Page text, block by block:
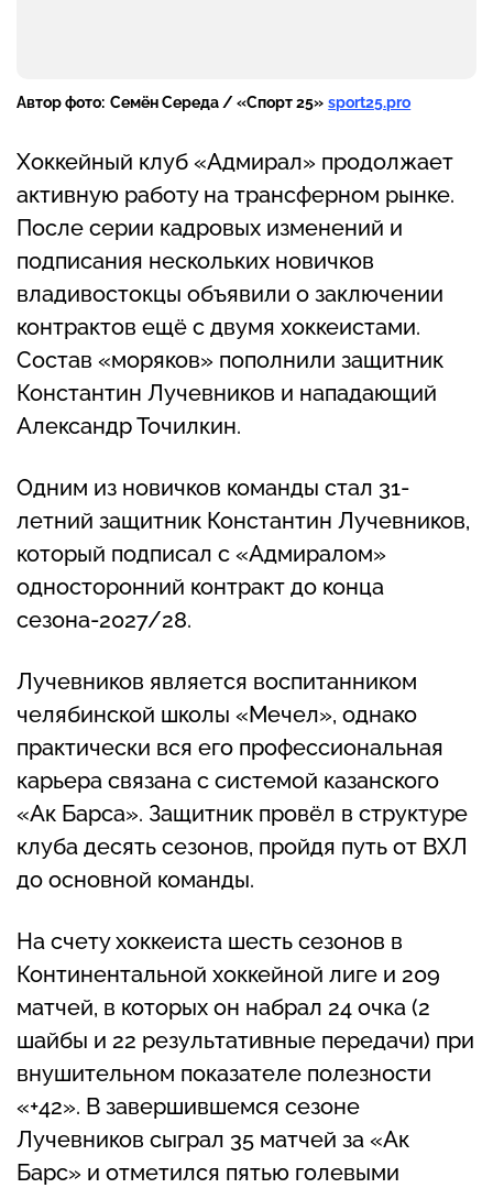
Автор фото: Семён Середа / «Спорт 25» sport25.pro
Хоккейный клуб «Адмирал» продолжает
активную работу на трансферном рынке.
После серии кадровых изменений и
подписания нескольких новичков
владивостокцы объявили о заключении
контрактов ещё с двумя хоккеистами.
Состав «моряков» пополнили защитник
Константин Лучевников и нападающий
Александр Точилкин.
Одним из новичков команды стал 31-
летний защитник Константин Лучевников,
который подписал с «Адмиралом»
односторонний контракт до конца
сезона-2027/28.
Лучевников является воспитанником
челябинской школы «Мечел», однако
практически вся его профессиональная
карьера связана с системой казанского
«Ак Барса». Защитник провёл в структуре
клуба десять сезонов, пройдя путь от ВХЛ
до основной команды.
На счету хоккеиста шесть сезонов в
Континентальной хоккейной лиге и 209
матчей, в которых он набрал 24 очка (2
шайбы и 22 результативные передачи) при
внушительном показателе полезности
«+42». В завершившемся сезоне
Лучевников сыграл 35 матчей за «Ак
Барс» и отметился пятью голевыми